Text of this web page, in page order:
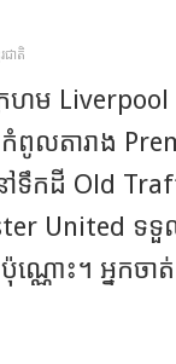
ជាតិ
ហម Liverpool
ពូល​តារាង
ៅទឹកដី Old
United ទទួ
ណ្ណោះ។ អ្នកចា